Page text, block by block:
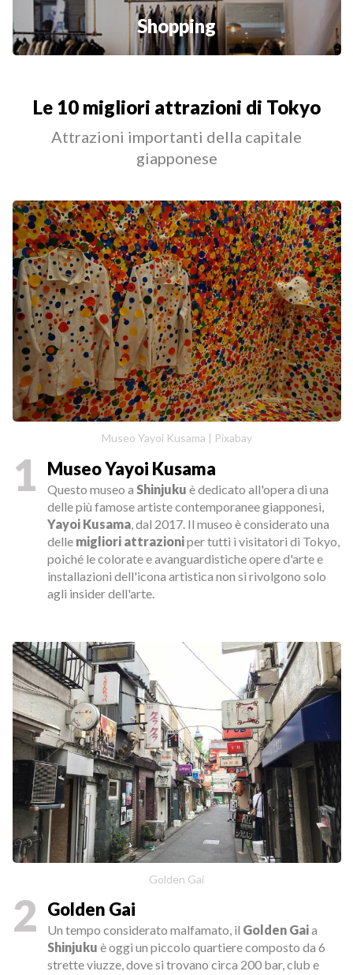
Shopping
Le 10 migliori attrazioni di Tokyo
Attrazioni importanti della capitale
giapponese
Museo Yayoi Kusama | Pixabay
1 Museo Yayoi Kusama
Questo museo a Shinjuku è dedicato all'opera di una
delle più famose artiste contemporanee giapponesi,
Yayoi Kusama, dal 2017. Il museo è considerato una
delle migliori attrazioniper tutti i visitatori di Tokyo,
poiché le colorate e avanguardistiche opere d'arte e
installazioni dell'icona artistica non si rivolgono solo
agli insider dell'arte.
Golden Gai
2 Golden Gai
Un tempo considerato malfamato, il Golden Gaia
Shinjuku è oggi un piccolo quartiere composto da 6
strette viuzze, dove si trovano circa 200 bar, club e